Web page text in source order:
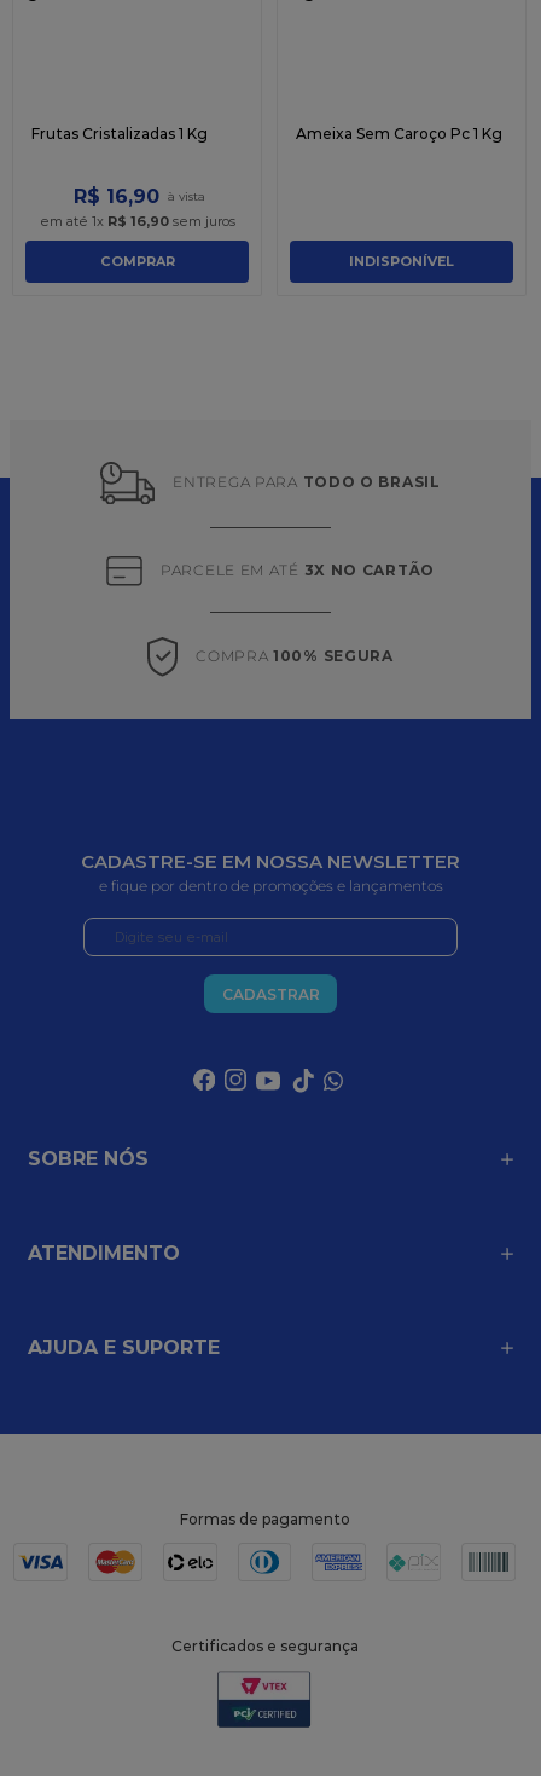
Frutas Cristalizadas 1 Kg
R$ 16,90
em até 1x R$ 16,90sem juros
COMPRAR
Ameixa Sem Caroço Pc 1 Kg
INDISPONÍVEL
ENTREGA PARA TODO O BRASIL
PARCELE EM ATÉ 3X NO CARTÃO
COMPRA 100% SEGURA
CADASTRE-SE EM NOSSA NEWSLETTER
e fique por dentro de promoções e lançamentos
CADASTRAR
SOBRE NÓS
ATENDIMENTO
AJUDA E SUPORTE
Formas de pagamento
Certificados e segurança